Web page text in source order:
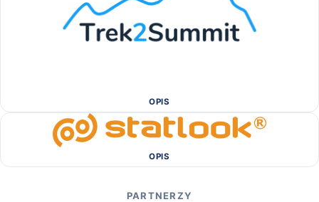
OPIS
OPIS
PARTNERZY